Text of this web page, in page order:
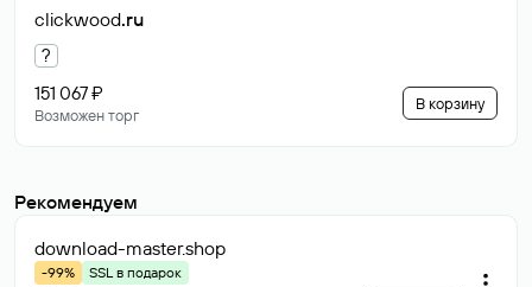
clickwood.ru
?
151 067 ₽
Возможен торг
В корзину
Рекомендуем
download-master.shop
-99%
SSL в подарок